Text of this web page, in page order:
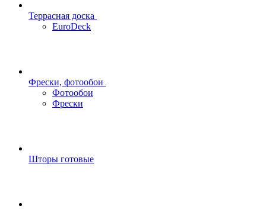
Террасная доска
EuroDeck
Фрески, фотообои
Фотообои
Фрески
Шторы готовые